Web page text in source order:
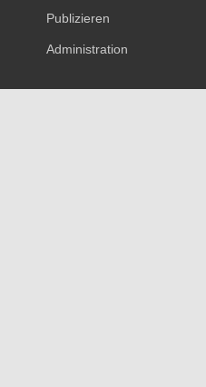
Publizieren
Administration